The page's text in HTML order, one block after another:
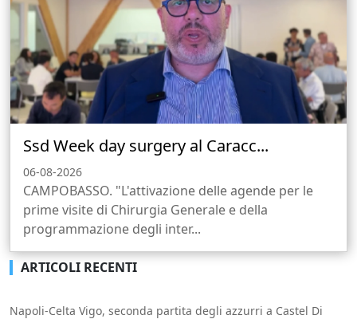
Ssd Week day surgery al Caracc...
06-08-2026
CAMPOBASSO. "L'attivazione delle agende per le
prime visite di Chirurgia Generale e della
programmazione degli inter...
ARTICOLI RECENTI
Napoli-Celta Vigo, seconda partita degli azzurri a Castel Di